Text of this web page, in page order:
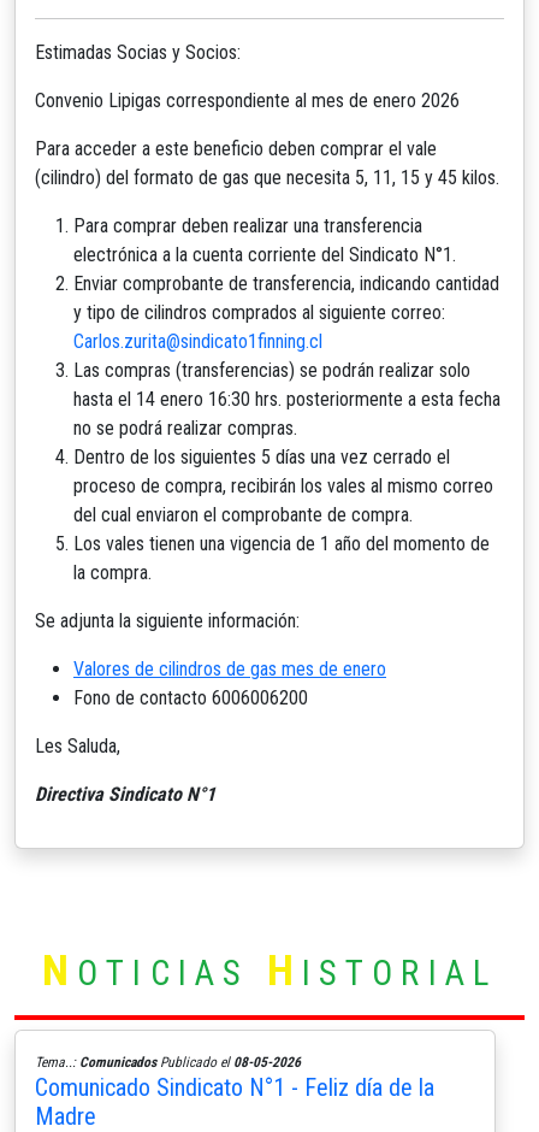
Estimadas Socias y Socios:
Convenio Lipigas correspondiente al mes de enero 2026
Para acceder a este beneficio deben comprar el vale
(cilindro) del formato de gas que necesita 5, 11, 15 y 45 kilos.
Para comprar deben realizar una transferencia
electrónica a la cuenta corriente del Sindicato N°1.
Enviar comprobante de transferencia, indicando cantidad
y tipo de cilindros comprados al siguiente correo:
Carlos.zurita@sindicato1finning.cl
Las compras (transferencias) se podrán realizar solo
hasta el 14 enero 16:30 hrs. posteriormente a esta fecha
no se podrá realizar compras.
Dentro de los siguientes 5 días una vez cerrado el
proceso de compra, recibirán los vales al mismo correo
del cual enviaron el comprobante de compra.
Los vales tienen una vigencia de 1 año del momento de
la compra.
Se adjunta la siguiente información:
Valores de cilindros de gas mes de enero
Fono de contacto 6006006200
Les Saluda,
Directiva Sindicato N°1
N OTICIAS H ISTORIAL
Tema..: ComunicadosPublicado el 08-05-2026
Comunicado Sindicato N°1 - Feliz día de la
Madre